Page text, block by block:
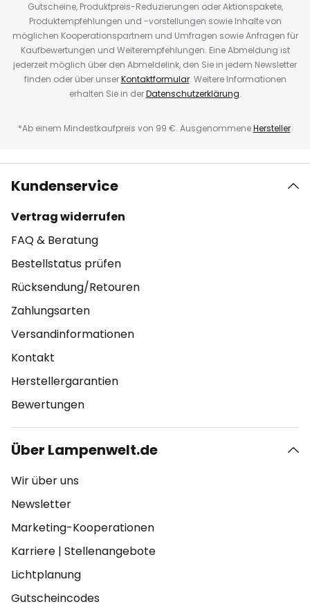
Gutscheine, Produktpreis-Reduzierungen oder Aktionspakete,
Produktempfehlungen und -vorstellungen sowie Inhalte von
möglichen Kooperationspartnern und Umfragen sowie Anfragen für
Kaufbewertungen und Weiterempfehlungen. Eine Abmeldung ist
jederzeit möglich über den Abmeldelink, den Sie in jedem Newsletter
finden oder über unserKontaktformular. Weitere Informationen
erhalten Sie in derDatenschutzerklärung.
*Ab einem Mindestkaufpreis von 99 €. AusgenommeneHersteller.
Kundenservice
Vertrag widerrufen
FAQ & Beratung
Bestellstatus prüfen
Rücksendung/Retouren
Zahlungsarten
Versandinformationen
Kontakt
Herstellergarantien
Bewertungen
Über Lampenwelt.de
Wir über uns
Newsletter
Marketing-Kooperationen
Karriere | Stellenangebote
Lichtplanung
Gutscheincodes